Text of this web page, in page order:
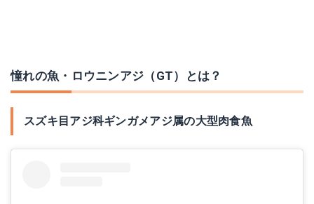
憧れの魚・ロウニンアジ（GT）とは？
スズキ目アジ科ギンガメアジ属の大型肉食魚